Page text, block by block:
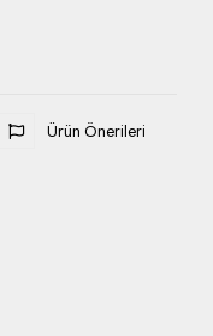
Ürün Önerileri